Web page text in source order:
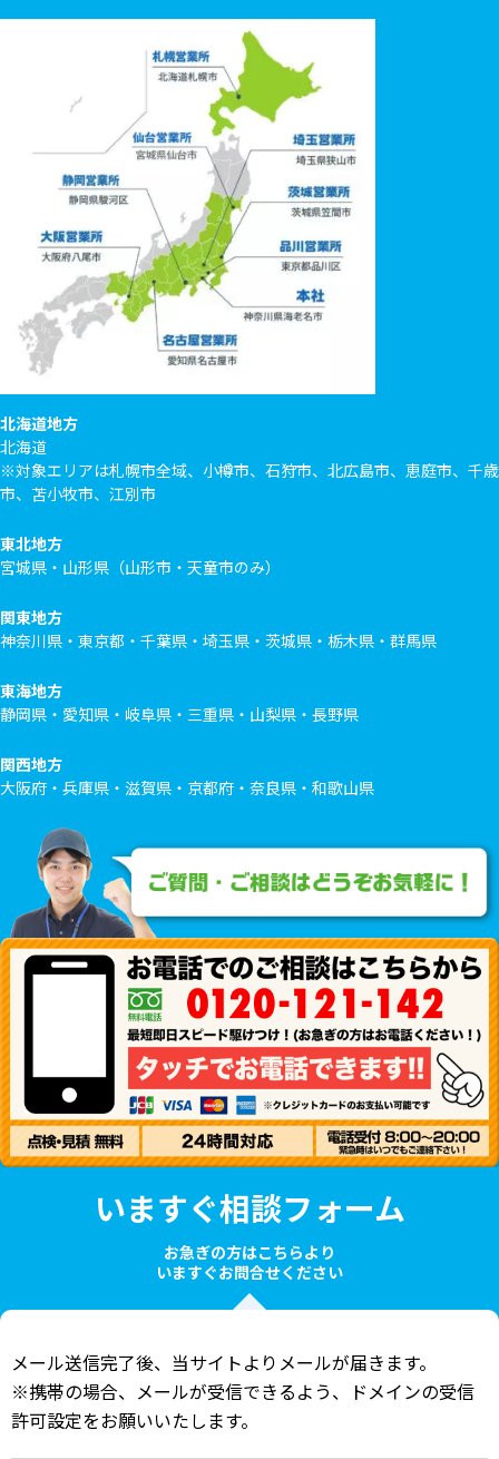
北海道地方
北海道
※対象エリアは札幌市全域、小樽市、石狩市、北広島市、恵庭市、千歳
市、苫小牧市、江別市
東北地方
宮城県・山形県（山形市・天童市のみ）
関東地方
神奈川県・東京都・千葉県・埼玉県・茨城県・栃木県・群馬県
東海地方
静岡県・愛知県・岐阜県・三重県・山梨県・長野県
関西地方
大阪府・兵庫県・滋賀県・京都府・奈良県・和歌山県
いますぐ相談フォーム
お急ぎの方はこちらより
いますぐお問合せください
メール送信完了後、当サイトよりメールが届きます。
※携帯の場合、メールが受信できるよう、ドメインの受信
許可設定をお願いいたします。